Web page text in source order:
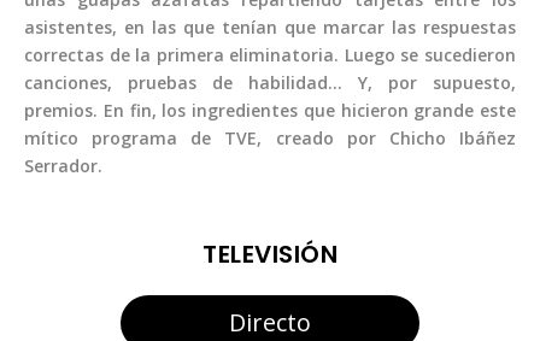
asistentes, en las que tenían que marcar las respuestas
correctas de la primera eliminatoria. Luego se sucedieron
canciones, pruebas de habilidad… Y, por supuesto,
premios. En fin, los ingredientes que hicieron grande este
mítico programa de TVE, creado por Chicho Ibáñez
Serrador.
TELEVISIÓN
Directo